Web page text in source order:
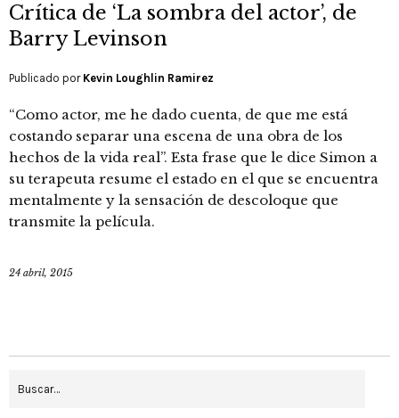
Crítica de ‘La sombra del actor’, de
Barry Levinson
Publicado por Kevin Loughlin Ramirez
“Como actor, me he dado cuenta, de que me está
costando separar una escena de una obra de los
hechos de la vida real”. Esta frase que le dice Simon a
su terapeuta resume el estado en el que se encuentra
mentalmente y la sensación de descoloque que
transmite la película.
24 abril, 2015